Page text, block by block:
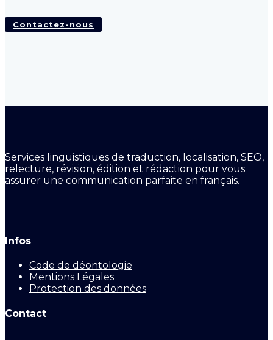
Contactez-nous
Services linguistiques de traduction, localisation, SEO,
relecture, révision, édition et rédaction pour vous
assurer une communication parfaite en français.
Infos
Code de déontologie
Mentions Légales
Protection des données
Contact